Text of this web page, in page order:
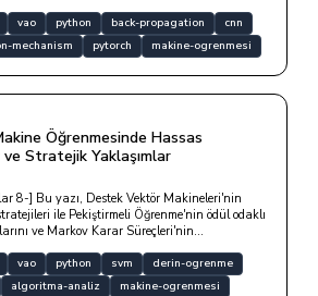
vao python back-propagation
cnn
mechanism pytorch makine-ogrenmesi
Öğrenmesinde Hassas
Stratejik Yaklaşımlar
8-] Bu yazı, Destek Vektör Makineleri'nin
ile Pekiştirmeli Öğrenme'nin ödül odaklı
ve Markov Karar Süreçleri'nin
vao python svm
derin-ogrenme
algoritma-analiz makine-ogrenmesi